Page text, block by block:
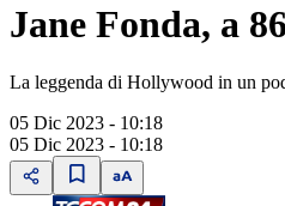
Jane Fonda, a
La leggenda di Hollywood in un
05 Dic 2023 - 10:18
05 Dic 2023 - 10:18